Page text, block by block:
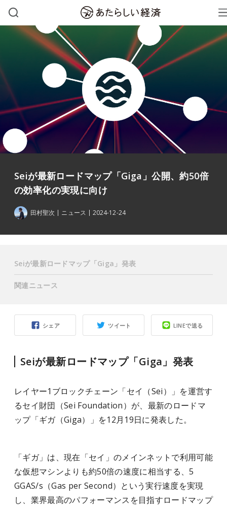
Seiが最新ロードマップ「Giga」公開、約50倍
の効率化の実現に向け
田村聖次 ニュース 2024-12-24
シェア ツイート LINEで送る
Seiが最新ロードマップ「Giga」発表
レイヤー1ブロックチェーン「セイ（Sei）」を運営す
るセイ財団（Sei Foundation）が、最新のロードマ
ップ「ギガ（Giga）」を12月19日に発表した。
「ギガ」は、現在「セイ」のメインネットで利用可能
な仮想マシンよりも約50倍の速度に相当する、5
GGAS/s（Gas per Second）という実行速度を実現
し、業界最高のパフォーマンスを目指すロードマップ
Seiが最新ロードマップ「Giga」発表
関連ニュース